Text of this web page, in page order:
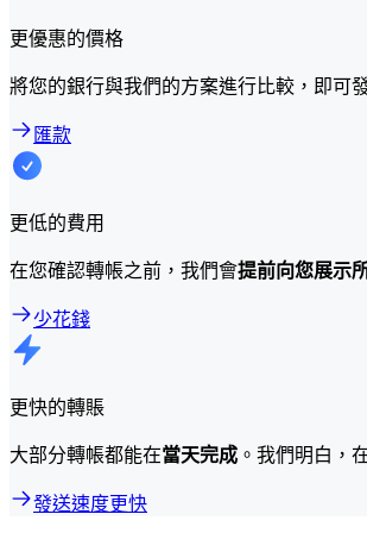
更優惠的價格
將您的銀行與我們的方案進行比較，即可
匯款
更低的費用
在您確認轉帳之前，我們會提前向您展示
少花錢
更快的轉賬
大部分轉帳都能在當天完成 。我們明白，
發送速度更快